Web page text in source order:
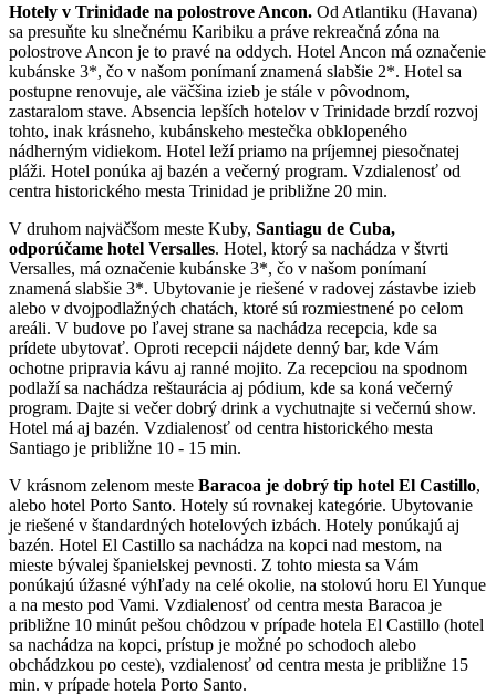
Hotely v Trinidade na polostrove Ancon. Od Atlantiku (Havana)
sa presuňte ku slnečnému Karibiku a práve rekreačná zóna na
polostrove Ancon je to pravé na oddych. Hotel Ancon má označenie
kubánske 3*, čo v našom ponímaní znamená slabšie 2*. Hotel sa
postupne renovuje, ale väčšina izieb je stále v pôvodnom,
zastaralom stave. Absencia lepších hotelov v Trinidade brzdí rozvoj
tohto, inak krásneho, kubánskeho mestečka obklopeného
nádherným vidiekom. Hotel leží priamo na príjemnej piesočnatej
pláži. Hotel ponúka aj bazén a večerný program. Vzdialenosť od
centra historického mesta Trinidad je približne 20 min.
V druhom najväčšom meste Kuby, Santiagu de Cuba,
odporúčame hotel Versalles. Hotel, ktorý sa nachádza v štvrti
Versalles, má označenie kubánske 3*, čo v našom ponímaní
znamená slabšie 3*. Ubytovanie je riešené v radovej zástavbe izieb
alebo v dvojpodlažných chatách, ktoré sú rozmiestnené po celom
areáli. V budove po ľavej strane sa nachádza recepcia, kde sa
prídete ubytovať. Oproti recepcii nájdete denný bar, kde Vám
ochotne pripravia kávu aj ranné mojito. Za recepciou na spodnom
podlaží sa nachádza reštaurácia aj pódium, kde sa koná večerný
program. Dajte si večer dobrý drink a vychutnajte si večernú show.
Hotel má aj bazén. Vzdialenosť od centra historického mesta
Santiago je približne 10 - 15 min.
V krásnom zelenom meste Baracoa je dobrý tip hotel El Castillo,
alebo hotel Porto Santo. Hotely sú rovnakej kategórie. Ubytovanie
je riešené v štandardných hotelových izbách. Hotely ponúkajú aj
bazén. Hotel El Castillo sa nachádza na kopci nad mestom, na
mieste bývalej španielskej pevnosti. Z tohto miesta sa Vám
ponúkajú úžasné výhľady na celé okolie, na stolovú horu El Yunque
a na mesto pod Vami. Vzdialenosť od centra mesta Baracoa je
približne 10 minút pešou chôdzou v prípade hotela El Castillo (hotel
sa nachádza na kopci, prístup je možné po schodoch alebo
obchádzkou po ceste), vzdialenosť od centra mesta je približne 15
min. v prípade hotela Porto Santo.